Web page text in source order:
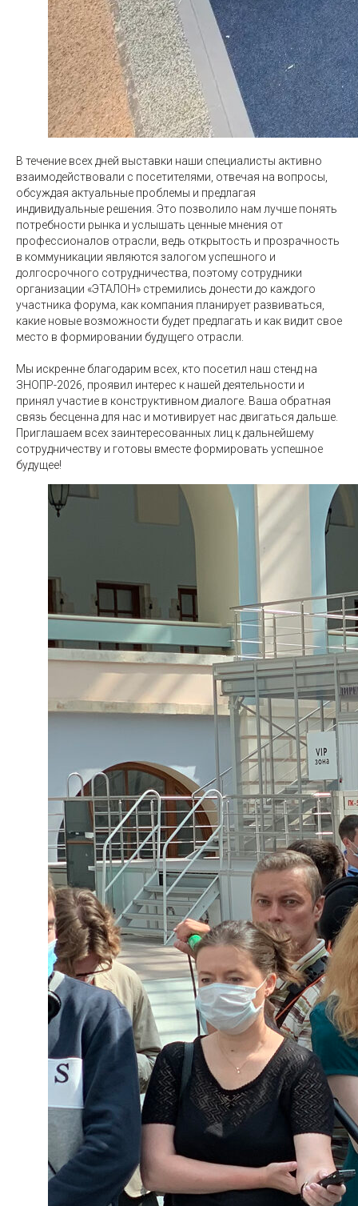
В течение всех дней выставки наши специалисты активно
взаимодействовали с посетителями, отвечая на вопросы,
обсуждая актуальные проблемы и предлагая
индивидуальные решения. Это позволило нам лучше понять
потребности рынка и услышать ценные мнения от
профессионалов отрасли, ведь открытость и прозрачность
в коммуникации являются залогом успешного и
долгосрочного сотрудничества, поэтому сотрудники
организации «ЭТАЛОН» стремились донести до каждого
участника форума, как компания планирует развиваться,
какие новые возможности будет предлагать и как видит свое
место в формировании будущего отрасли.
Мы искренне благодарим всех, кто посетил наш стенд на
ЗНОПР-2026, проявил интерес к нашей деятельности и
принял участие в конструктивном диалоге. Ваша обратная
связь бесценна для нас и мотивирует нас двигаться дальше.
Приглашаем всех заинтересованных лиц к дальнейшему
сотрудничеству и готовы вместе формировать успешное
будущее!